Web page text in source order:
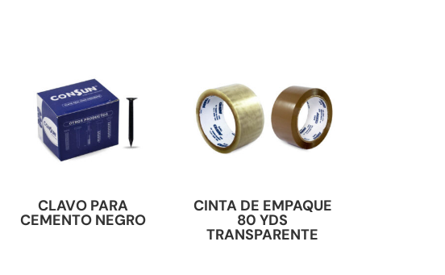
CLAVO PARA
CEMENTO NEGRO
CINTA DE EMPAQUE
80 YDS
TRANSPARENTE